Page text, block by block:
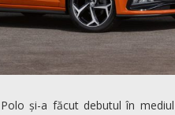
și-a făcut debutul în